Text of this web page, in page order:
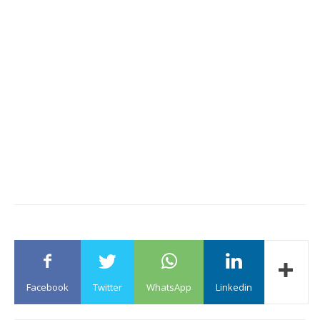
Facebook Twitter WhatsApp Linkedin